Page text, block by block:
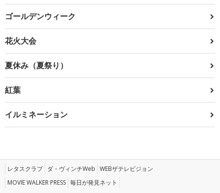
ゴールデンウィーク
花火大会
夏休み（夏祭り）
紅葉
イルミネーション
レタスクラブ ダ・ヴィンチWeb WEBザテレビジョン
MOVIE WALKER PRESS 毎日が発見ネット